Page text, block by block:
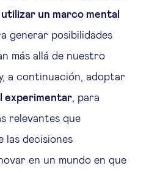
utilizar un marco mental
generar posibilidades
más allá de nuestro
a continuación, adoptar
experimentar , para
relevantes que
las decisiones
en un mundo en que